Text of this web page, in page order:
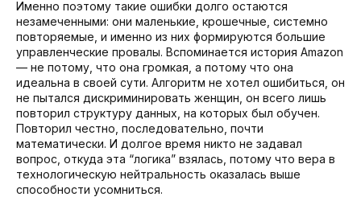
Именно поэтому такие ошибки долго остаются
незамеченными: они маленькие, крошечные, системно
повторяемые, и именно из них формируются большие
управленческие провалы. Вспоминается история Amazon
— не потому, что она громкая, а потому что она
идеальна в своей сути. Алгоритм не хотел ошибиться, он
не пытался дискриминировать женщин, он всего лишь
повторил структуру данных, на которых был обучен.
Повторил честно, последовательно, почти
математически. И долгое время никто не задавал
вопрос, откуда эта “логика” взялась, потому что вера в
технологическую нейтральность оказалась выше
способности усомниться.